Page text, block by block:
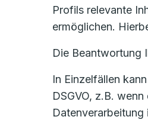
Profils relevante
ermöglichen.
Die Beantwortung
In Einzelfällen
DSGVO, z.B.
Datenverarbeitung